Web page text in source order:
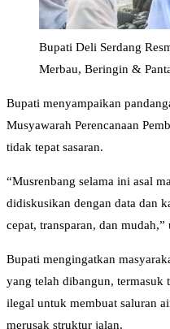
Bupati Deli Serdang
Merbau, Beringin &
Bupati menyampaikan
Musyawarah Perencanaan
tidak tepat sasaran.
“Musrenbang selama ini asal
didiskusikan dengan data dan
cepat, transparan, dan mudah,”
Bupati mengingatkan
yang telah dibangun,
ilegal untuk membuat saluran
merusak struktur jalan.